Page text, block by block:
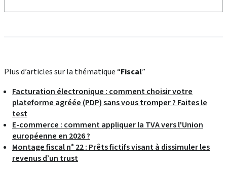
Plus d’articles sur la thématique “Fiscal”
Facturation électronique : comment choisir votre
plateforme agréée (PDP) sans vous tromper ? Faites le
test
E-commerce : comment appliquer la TVA vers l'Union
européenne en 2026 ?
Montage fiscal n° 22 : Prêts fictifs visant à dissimuler les
revenus d’un trust